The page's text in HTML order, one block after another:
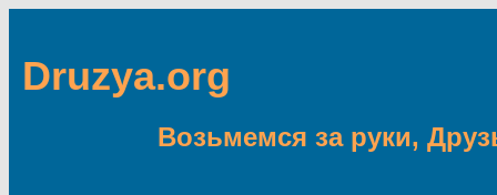
Druzya.org
Возьмемся за руки,